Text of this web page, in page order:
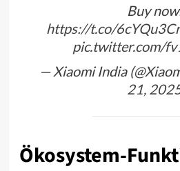
Buy
https://t.co/
pic.twitter.com/
— Xiaomi India
21,
Ökosystem-